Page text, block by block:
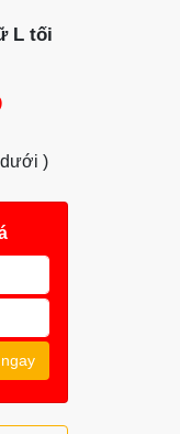
L tối
dưới )